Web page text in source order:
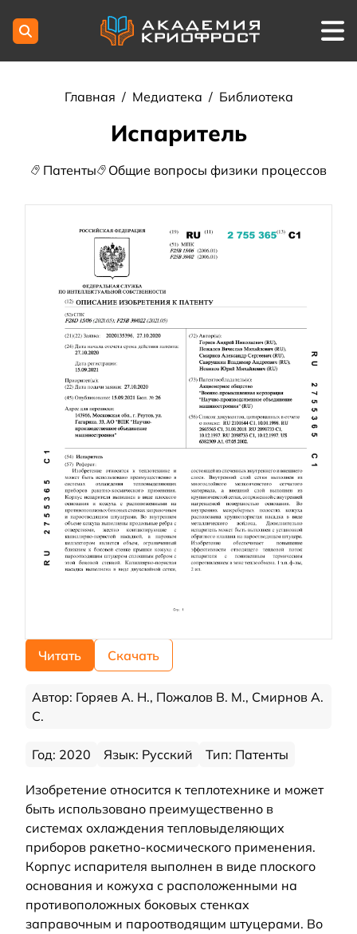
Главная / Медиатека / Библиотека
Испаритель
Патенты Общие вопросы физики процессов
Читать Скачать
Автор: Горяев А. Н., Пожалов В. М., Смирнов А.
С.
Год: 2020 Язык: Русский Тип: Патенты
Изобретение относится к теплотехнике и может
быть использовано преимущественно в
системах охлаждения тепловыделяющих
приборов ракетно-космического применения.
Корпус испарителя выполнен в виде плоского
основания и кожуха с расположенными на
противоположных боковых стенках
заправочным и пароотводящим штуцерами. Во